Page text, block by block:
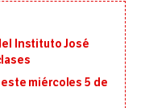
Instituto José
miércoles 5 de